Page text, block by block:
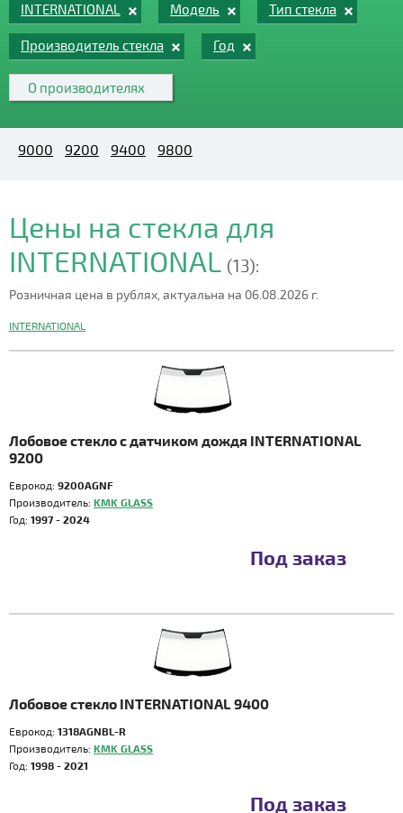
INTERNATIONAL Модель Тип стекла
Производитель стекла Год
О производителях
9000 9200 9400 9800
Цены на стекла для
INTERNATIONAL
(13):
Розничная цена в рублях, актуальна на 06.08.2026 г.
INTERNATIONAL
Лобовое стекло с датчиком дождя INTERNATIONAL
9200
Еврокод: 9200AGNF
Производитель: KMK GLASS
Год: 1997 - 2024
Под заказ
Лобовое стекло INTERNATIONAL 9400
Еврокод: 1318AGNBL-R
Производитель: KMK GLASS
Год: 1998 - 2021
Под заказ